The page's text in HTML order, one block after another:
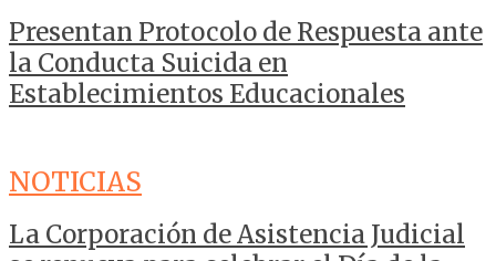
Presentan Protocolo de Respuesta ante
la Conducta Suicida en
Establecimientos Educacionales
NOTICIAS
La Corporación de Asistencia Judicial